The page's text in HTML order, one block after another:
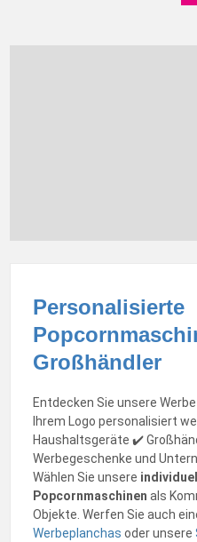
Personalisierte
Großhändler
Entdecken Sie unsere
Ihrem Logo personalisiert
Haushaltsgeräte ✔️
Werbegeschenke und
Wählen Sie unsere
Popcornmaschinen als
Objekte. Werfen Sie auch
Werbeplanchas oder unsere